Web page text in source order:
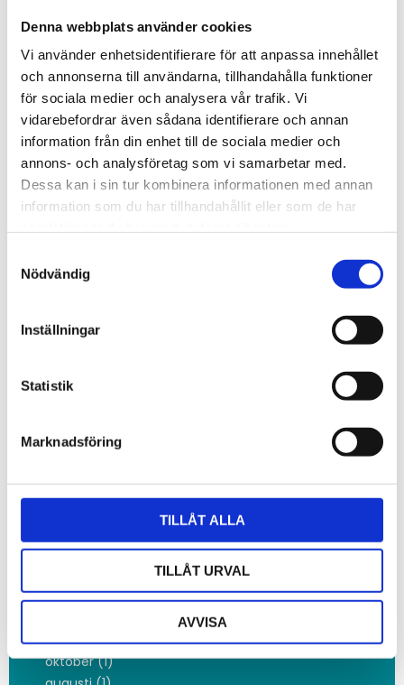
Denna webbplats använder cookies
Vi använder enhetsidentifierare för att anpassa innehållet
och annonserna till användarna, tillhandahålla funktioner
för sociala medier och analysera vår trafik. Vi
vidarebefordrar även sådana identifierare och annan
information från din enhet till de sociala medier och
annons- och analysföretag som vi samarbetar med.
Dessa kan i sin tur kombinera informationen med annan
information som du har tillhandahållit eller som de har
Nödvändig
Inställningar
Statistik
Marknadsföring
TILLÅT ALLA
TILLÅT URVAL
AVVISA
juni (1)
mars (1)
februari (4)
2022
december (2)
oktober (3)
maj (1)
februari (3)
januari (4)
2021
oktober (3)
april (1)
februari (1)
december (1)
oktober (8)
februari (3)
2019
november (3)
oktober (1)